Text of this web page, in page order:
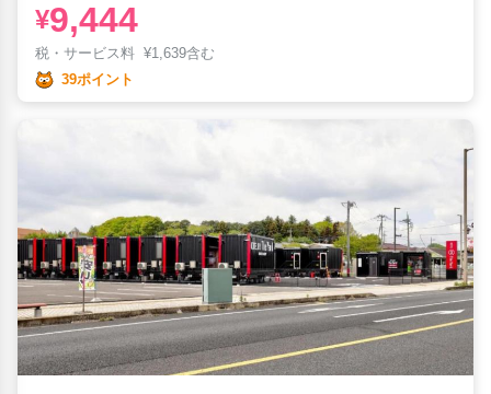
¥9,444
税・サービス料 ¥1,639含む
39ポイント